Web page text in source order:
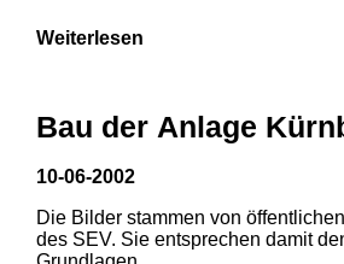
Weiterlesen
Bau der Anlage
10-06-2002
Die Bilder stammen von
des SEV. Sie entsprechen damit